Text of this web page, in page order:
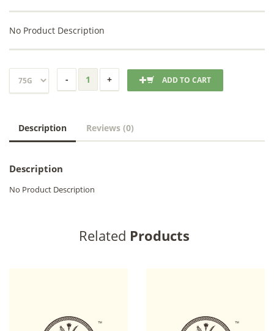
No Product Description
ADD TO CART
Description Reviews (0)
Description
No Product Description
Related Products